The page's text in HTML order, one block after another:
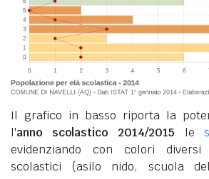
Il grafico in basso riporta la
l'anno scolastico 2014/2015 le
evidenziando con colori
scolastici (asilo nido, scuola